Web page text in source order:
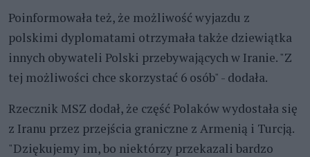
Poinformowała też, że możliwość wyjazdu z
polskimi dyplomatami otrzymała także dziewiątka
innych obywateli Polski przebywających w Iranie. "Z
tej możliwości chce skorzystać 6 osób" - dodała.
Rzecznik MSZ dodał, że część Polaków wydostała się
z Iranu przez przejścia graniczne z Armenią i Turcją.
"Dziękujemy im, bo niektórzy przekazali bardzo